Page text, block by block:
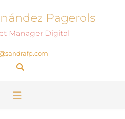
Pagerols
Manager Digital